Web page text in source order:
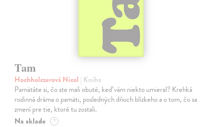
Tam
Hochholczerová Nicol | Kniha
Pamätáte si, čo ste mali obuté, keď vám niekto umieral? Krehká
rodinná dráma o pamäti, posledných dňoch blízkeho a o tom, čo sa
zmení pre tie, ktoré tu zostali.
Na sklade ?